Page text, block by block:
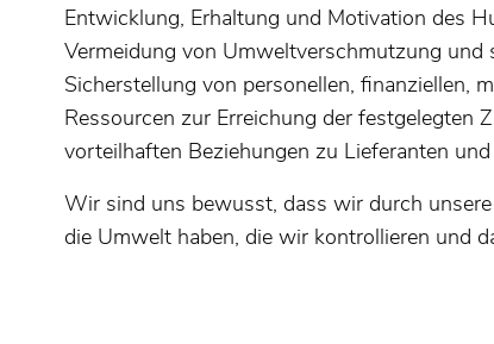
Entwicklung, Erhaltung und Motivation des
Vermeidung von Umweltverschmutzung und
Sicherstellung von personellen, finanziellen,
Ressourcen zur Erreichung der festgelegten
vorteilhaften Beziehungen zu Lieferanten und
Wir sind uns bewusst, dass wir durch
die Umwelt haben, die wir kontrollieren und